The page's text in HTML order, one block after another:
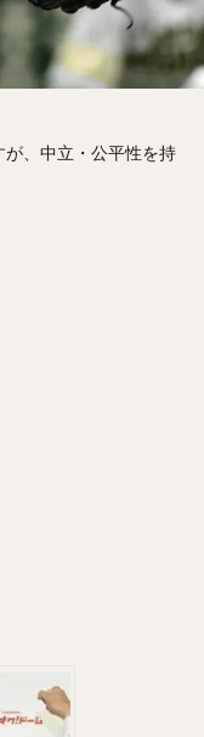
、中立・公平性を持
也（ますだなおや）
示（おおたたいし）